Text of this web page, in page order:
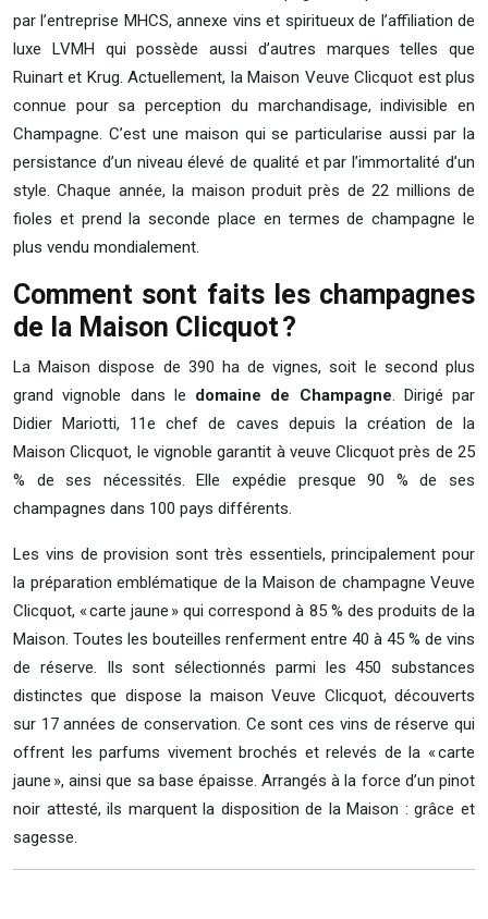
par l’entreprise MHCS, annexe vins et spiritueux de l’affiliation de
luxe LVMH qui possède aussi d’autres marques telles que
Ruinart et Krug. Actuellement, la Maison Veuve Clicquot est plus
connue pour sa perception du marchandisage, indivisible en
Champagne. C’est une maison qui se particularise aussi par la
persistance d’un niveau élevé de qualité et par l’immortalité d’un
style. Chaque année, la maison produit près de 22 millions de
fioles et prend la seconde place en termes de champagne le
plus vendu mondialement.
Comment sont faits les champagnes
de la Maison Clicquot ?
La Maison dispose de 390 ha de vignes, soit le second plus
grand vignoble dans le domaine de Champagne. Dirigé par
Didier Mariotti, 11e chef de caves depuis la création de la
Maison Clicquot, le vignoble garantit à veuve Clicquot près de 25
% de ses nécessités. Elle expédie presque 90 % de ses
champagnes dans 100 pays différents.
Les vins de provision sont très essentiels, principalement pour
la préparation emblématique de la Maison de champagne Veuve
Clicquot, « carte jaune » qui correspond à 85 % des produits de la
Maison. Toutes les bouteilles renferment entre 40 à 45 % de vins
de réserve. Ils sont sélectionnés parmi les 450 substances
distinctes que dispose la maison Veuve Clicquot, découverts
sur 17 années de conservation. Ce sont ces vins de réserve qui
offrent les parfums vivement brochés et relevés de la « carte
jaune », ainsi que sa base épaisse. Arrangés à la force d’un pinot
noir attesté, ils marquent la disposition de la Maison : grâce et
sagesse.